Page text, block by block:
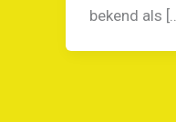
bekend als